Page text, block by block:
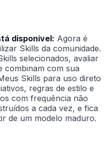
disponível: Agora é
Skills da comunidade.
selecionados, avaliar
combinam com sua
Skills para uso direto
regras de estilo e
com frequência não
a cada vez, e fica
de um modelo maduro.